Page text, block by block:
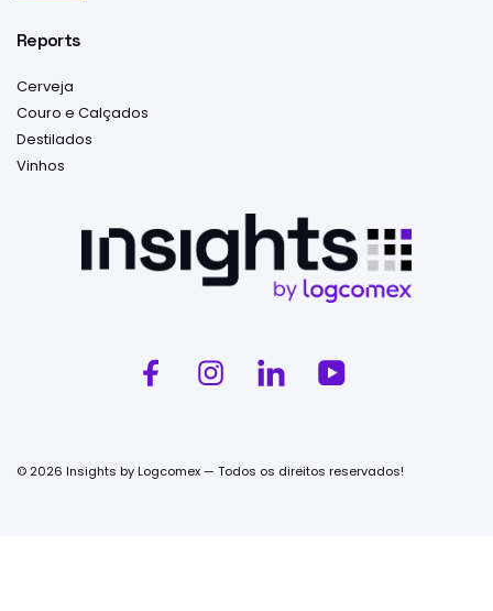
Reports
Cerveja
Couro e Calçados
Destilados
Vinhos
© 2026 Insights by Logcomex — Todos os direitos reservados!